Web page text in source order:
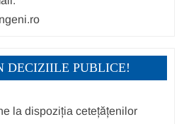
DECIZIILE PUBLICE!
la dispoziția cetețățenilor